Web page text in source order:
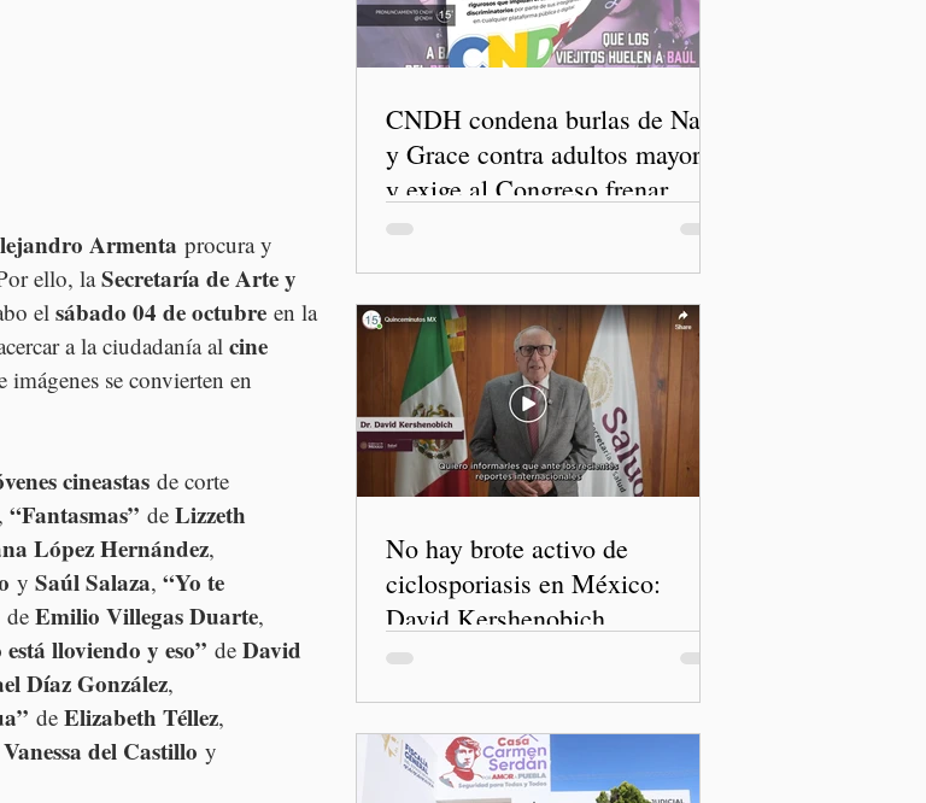
Armenta procura y
ello, la Secretaría de Arte y
el sábado 04 de octubre en la
a la ciudadanía al cine
se convierten en
cineastas de corte
, “Fantasmas” de Lizzeth
López Hernández,
y Saúl Salaza, “Yo te
de Emilio Villegas Duarte,
lloviendo y eso” de David
Díaz González,
de Elizabeth Téllez,
Vanessa del Castillo y
CNDH condena burlas de Nay
y Grace contra adultos mayores
y exige al Congreso frenar
discursos discriminatorios
No hay brote activo de
ciclosporiasis en México:
David Kershenobich